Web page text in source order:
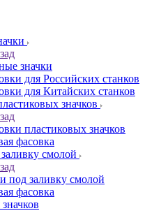
значки
для Российских станков
для Китайских станков
значков
пластиковых значков
фасовка
смолой
под заливку смолой
фасовка